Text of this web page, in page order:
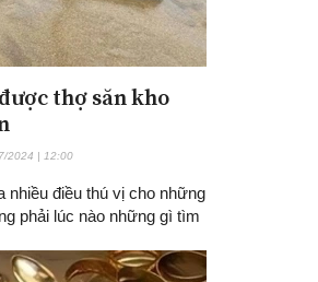
Đăng ký tin tức mới
thợ săn kho
2024 | 12:00
nhiều điều thú vị cho những
phải lúc nào những gì tìm